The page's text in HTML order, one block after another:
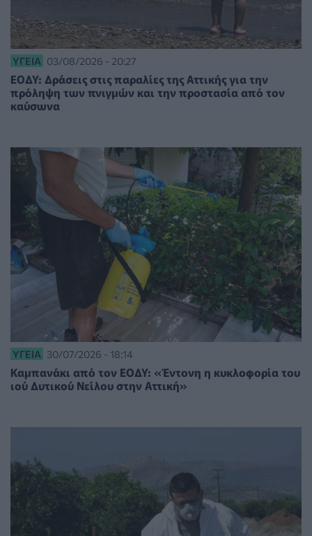
ΥΓΕΊΑ 03/08/2026 - 20:27
ΕΟΔΥ: Δράσεις στις παραλίες της Αττικής για την
πρόληψη των πνιγμών και την προστασία από τον
καύσωνα
ΥΓΕΊΑ 30/07/2026 - 18:14
Καμπανάκι από τον ΕΟΔΥ: «Έντονη η κυκλοφορία του
ιού Δυτικού Νείλου στην Αττική»